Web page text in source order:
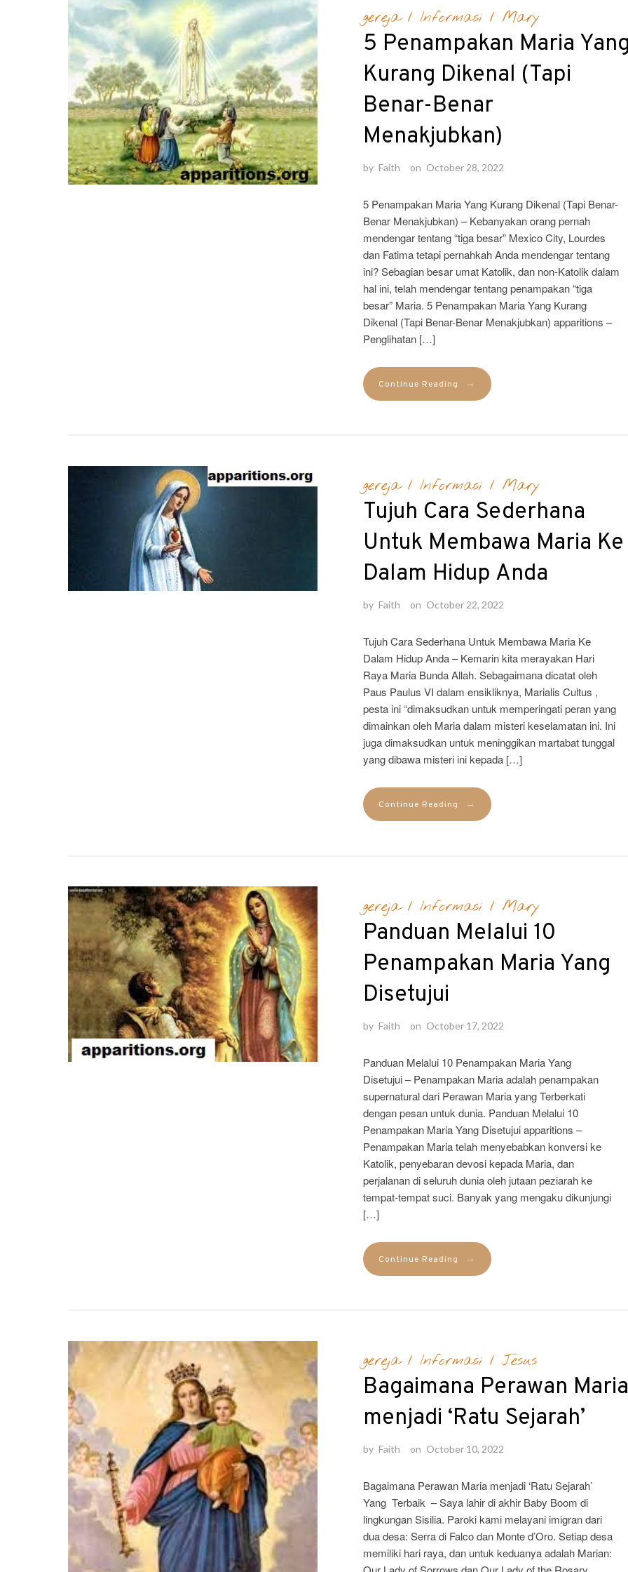
gereja/ Informasi/ Mary
5 Penampakan Maria
Kurang Dikenal (Tapi
Benar-Benar
Menakjubkan)
by Faith on October 28, 2022
5 Penampakan Maria Yang Kurang Dikenal (Tapi Benar-
Benar Menakjubkan) – Kebanyakan orang pernah
mendengar tentang “tiga besar” Mexico City, Lourdes
dan Fatima tetapi pernahkah Anda mendengar tentang
ini? Sebagian besar umat Katolik, dan non-Katolik dalam
hal ini, telah mendengar tentang penampakan “tiga
besar” Maria. 5 Penampakan Maria Yang Kurang
Dikenal (Tapi Benar-Benar Menakjubkan) apparitions –
Penglihatan […]
Continue Reading →
gereja/ Informasi/ Mary
Tujuh Cara Sederhana
Untuk Membawa Maria Ke
Dalam Hidup Anda
by Faith on October 22, 2022
Tujuh Cara Sederhana Untuk Membawa Maria Ke
Dalam Hidup Anda – Kemarin kita merayakan Hari
Raya Maria Bunda Allah. Sebagaimana dicatat oleh
Paus Paulus VI dalam ensikliknya, Marialis Cultus ,
pesta ini “dimaksudkan untuk memperingati peran yang
dimainkan oleh Maria dalam misteri keselamatan ini. Ini
juga dimaksudkan untuk meninggikan martabat tunggal
yang dibawa misteri ini kepada […]
Continue Reading →
gereja/ Informasi/ Mary
Panduan Melalui 10
Penampakan Maria Yang
Disetujui
by Faith on October 17, 2022
Panduan Melalui 10 Penampakan Maria Yang
Disetujui – Penampakan Maria adalah penampakan
supernatural dari Perawan Maria yang Terberkati
dengan pesan untuk dunia. Panduan Melalui 10
Penampakan Maria Yang Disetujui apparitions –
Penampakan Maria telah menyebabkan konversi ke
Katolik, penyebaran devosi kepada Maria, dan
perjalanan di seluruh dunia oleh jutaan peziarah ke
tempat-tempat suci. Banyak yang mengaku dikunjungi
[…]
Continue Reading →
gereja/ Informasi/ Jesus
Bagaimana Perawan Maria
menjadi ‘Ratu Sejarah’
by Faith on October 10, 2022
Bagaimana Perawan Maria menjadi ‘Ratu Sejarah’
Yang Terbaik – Saya lahir di akhir Baby Boom di
lingkungan Sisilia. Paroki kami melayani imigran dari
dua desa: Serra di Falco dan Monte d’Oro. Setiap desa
memiliki hari raya, dan untuk keduanya adalah Marian: